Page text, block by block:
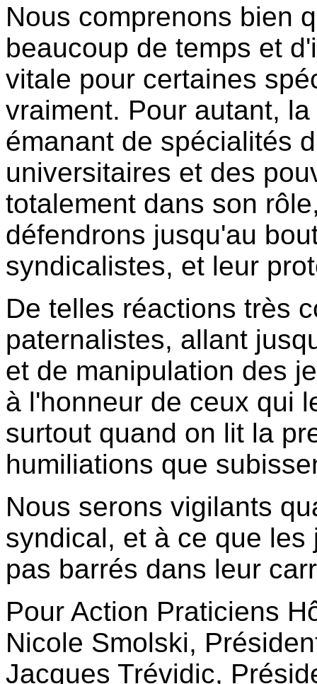
Nous comprenons bien
beaucoup de temps et
vitale pour certaines
vraiment. Pour autant,
émanant de spécialités
universitaires et des
totalement dans son
défendrons jusqu'au
syndicalistes, et leur
De telles réactions très
paternalistes, allant
et de manipulation des
à l'honneur de ceux qui
surtout quand on lit la
humiliations que
Nous serons vigilants
syndical, et à ce que
pas barrés dans leur
Pour Action Praticiens
Nicole Smolski,
Jacques Trévidic,